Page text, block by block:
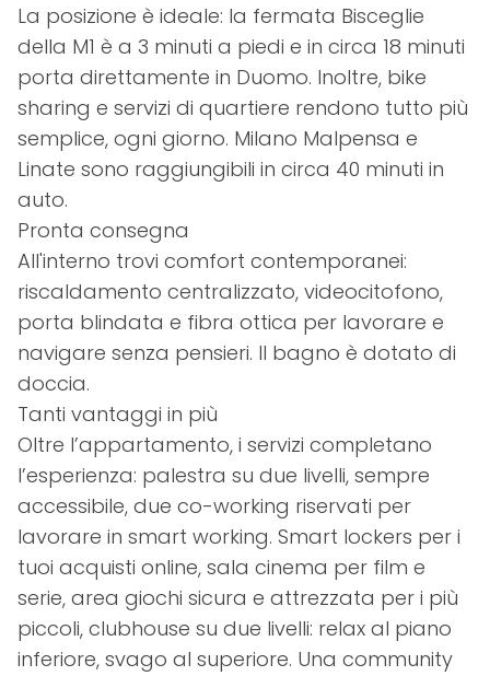
La posizione è ideale: la fermata Bisceglie
della M1 è a 3 minuti a piedi e in circa 18 minuti
porta direttamente in Duomo. Inoltre, bike
sharing e servizi di quartiere rendono tutto più
semplice, ogni giorno. Milano Malpensa e
Linate sono raggiungibili in circa 40 minuti in
auto.
Pronta consegna
All'interno trovi comfort contemporanei:
riscaldamento centralizzato, videocitofono,
porta blindata e fibra ottica per lavorare e
navigare senza pensieri. Il bagno è dotato di
doccia.
Tanti vantaggi in più
Oltre l’appartamento, i servizi completano
l’esperienza: palestra su due livelli, sempre
accessibile, due co-working riservati per
lavorare in smart working. Smart lockers per i
tuoi acquisti online, sala cinema per film e
serie, area giochi sicura e attrezzata per i più
piccoli, clubhouse su due livelli: relax al piano
inferiore, svago al superiore. Una community